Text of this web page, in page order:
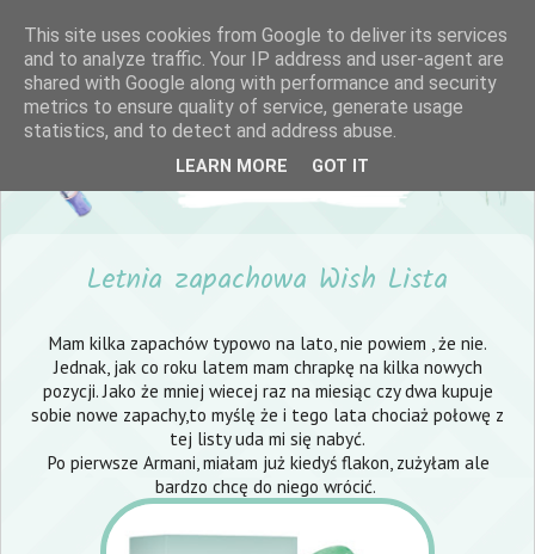
Letnia zapachowa Wish Lista
Mam kilka zapachów typowo na lato, nie powiem , że nie.
Jednak, jak co roku latem mam chrapkę na kilka nowych
pozycji. Jako że mniej wiecej raz na miesiąc czy dwa kupuje
sobie nowe zapachy,to myślę że i tego lata chociaż połowę z
tej listy uda mi się nabyć.
Po pierwsze Armani, miałam już kiedyś flakon, zużyłam ale
bardzo chcę do niego wrócić.
This site uses cookies from Google to deliver its services
and to analyze traffic. Your IP address and user-agent are
shared with Google along with performance and security
metrics to ensure quality of service, generate usage
statistics, and to detect and address abuse.
LEARN MORE GOT IT